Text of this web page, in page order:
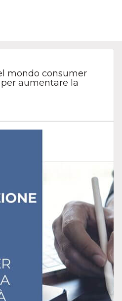
mondo consumer
aumentare la